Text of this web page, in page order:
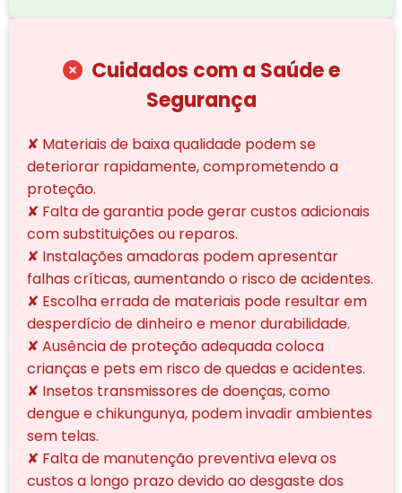
Cuidados com a Saúde e
Segurança
✘ Materiais de baixa qualidade podem se
deteriorar rapidamente, comprometendo a
proteção.
✘ Falta de garantia pode gerar custos adicionais
com substituições ou reparos.
✘ Instalações amadoras podem apresentar
falhas críticas, aumentando o risco de acidentes.
✘ Escolha errada de materiais pode resultar em
desperdício de dinheiro e menor durabilidade.
✘ Ausência de proteção adequada coloca
crianças e pets em risco de quedas e acidentes.
✘ Insetos transmissores de doenças, como
dengue e chikungunya, podem invadir ambientes
sem telas.
✘ Falta de manutenção preventiva eleva os
custos a longo prazo devido ao desgaste dos